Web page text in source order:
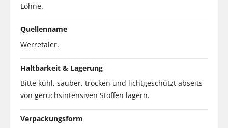
Löhne.
Quellenname
Werretaler.
Haltbarkeit & Lagerung
Bitte kühl, sauber, trocken und lichtgeschützt abseits
von geruchsintensiven Stoffen lagern.
Verpackungsform